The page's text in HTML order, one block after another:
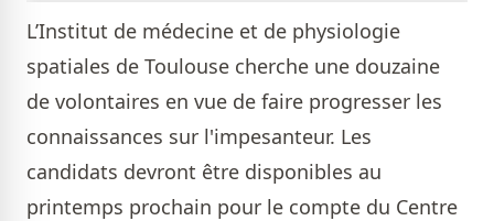
L’Institut de médecine et de physiologie
spatiales de Toulouse cherche une douzaine
de volontaires en vue de faire progresser les
connaissances sur l'impesanteur. Les
candidats devront être disponibles au
printemps prochain pour le compte du Centre